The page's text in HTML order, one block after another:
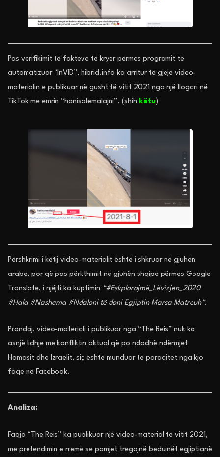
Pas verifikimit të fakteve të kryer përmes programit të
automatizuar “InVID”, hibrid.info ka arritur të gjejë video-
materialin e publikuar në gusht të vitit 2021 nga një llogari në
TikTok me emrin “hanisalemalajni”. (shih këtu)
Përshkrimi i këtij video-materialit është i shkruar në gjuhën
arabe, por që pas përkthimit në gjuhën shqipe përmes Google
Translate, i njëjti ka kuptimin “#Eskplorojmë_Lëvizjen_2020
#Hala #Nashama #Ndaloni të doni Egjiptin Marsa Matrouh”.
Prandaj, video-materiali i publikuar nga “The Reis” nuk ka
asnjë lidhje me konfliktin aktual që po ndodhë ndërmjet
Hamasit dhe Izraelit, siç është munduar të paraqitet nga kjo
faqe në Facebook.
Analiza:
Faqja “The Reis” ka publikuar një video-material të vitit 2021,
me pretendimin e rremë se pamjet tregojnë beduinët egjiptianë